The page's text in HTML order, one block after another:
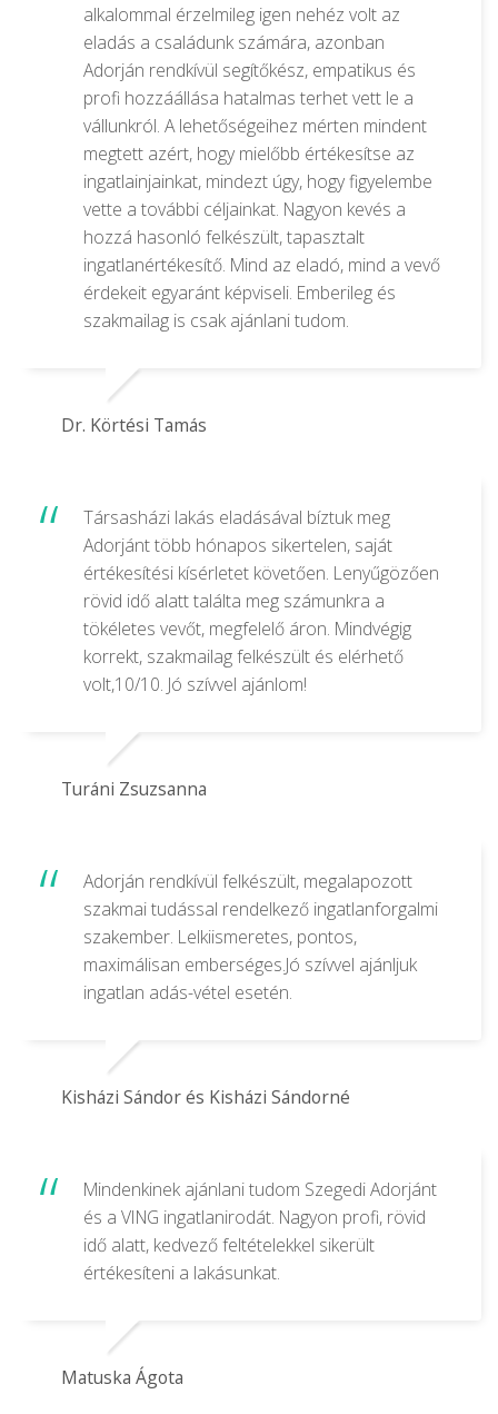
alkalommal érzelmileg igen nehéz volt az
eladás a családunk számára, azonban
Adorján rendkívül segítőkész, empatikus és
profi hozzáállása hatalmas terhet vett le a
vállunkról. A lehetőségeihez mérten mindent
megtett azért, hogy mielőbb értékesítse az
ingatlainjainkat, mindezt úgy, hogy figyelembe
vette a további céljainkat. Nagyon kevés a
hozzá hasonló felkészült, tapasztalt
ingatlanértékesítő. Mind az eladó, mind a vevő
érdekeit egyaránt képviseli. Emberileg és
szakmailag is csak ajánlani tudom.
Dr. Körtési Tamás
Társasházi lakás eladásával bíztuk meg
Adorjánt több hónapos sikertelen, saját
értékesítési kísérletet követően. Lenyűgözően
rövid idő alatt találta meg számunkra a
tökéletes vevőt, megfelelő áron. Mindvégig
korrekt, szakmailag felkészült és elérhető
volt,10/10. Jó szívvel ajánlom!
Turáni Zsuzsanna
Adorján rendkívül felkészült, megalapozott
szakmai tudással rendelkező ingatlanforgalmi
szakember. Lelkiismeretes, pontos,
maximálisan emberséges.Jó szívvel ajánljuk
ingatlan adás-vétel esetén.
Kisházi Sándor és Kisházi Sándorné
Mindenkinek ajánlani tudom Szegedi Adorjánt
és a VING ingatlanirodát. Nagyon profi, rövid
idő alatt, kedvező feltételekkel sikerült
értékesíteni a lakásunkat.
Matuska Ágota